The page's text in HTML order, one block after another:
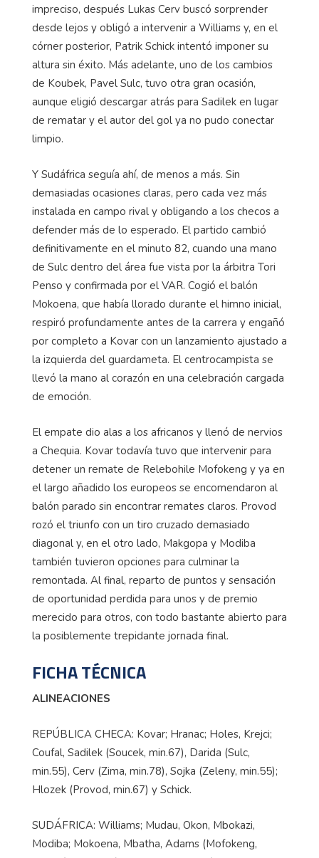
impreciso, después Lukas Cerv buscó sorprender
desde lejos y obligó a intervenir a Williams y, en el
córner posterior, Patrik Schick intentó imponer su
altura sin éxito. Más adelante, uno de los cambios
de Koubek, Pavel Sulc, tuvo otra gran ocasión,
aunque eligió descargar atrás para Sadilek en lugar
de rematar y el autor del gol ya no pudo conectar
limpio.
Y Sudáfrica seguía ahí, de menos a más. Sin
demasiadas ocasiones claras, pero cada vez más
instalada en campo rival y obligando a los checos a
defender más de lo esperado. El partido cambió
definitivamente en el minuto 82, cuando una mano
de Sulc dentro del área fue vista por la árbitra Tori
Penso y confirmada por el VAR. Cogió el balón
Mokoena, que había llorado durante el himno inicial,
respiró profundamente antes de la carrera y engañó
por completo a Kovar con un lanzamiento ajustado a
la izquierda del guardameta. El centrocampista se
llevó la mano al corazón en una celebración cargada
de emoción.
El empate dio alas a los africanos y llenó de nervios
a Chequia. Kovar todavía tuvo que intervenir para
detener un remate de Relebohile Mofokeng y ya en
el largo añadido los europeos se encomendaron al
balón parado sin encontrar remates claros. Provod
rozó el triunfo con un tiro cruzado demasiado
diagonal y, en el otro lado, Makgopa y Modiba
también tuvieron opciones para culminar la
remontada. Al final, reparto de puntos y sensación
de oportunidad perdida para unos y de premio
merecido para otros, con todo bastante abierto para
la posiblemente trepidante jornada final.
FICHA TÉCNICA
ALINEACIONES
REPÚBLICA CHECA: Kovar; Hranac; Holes, Krejci;
Coufal, Sadilek (Soucek, min.67), Darida (Sulc,
min.55), Cerv (Zima, min.78), Sojka (Zeleny, min.55);
Hlozek (Provod, min.67) y Schick.
SUDÁFRICA: Williams; Mudau, Okon, Mbokazi,
Modiba; Mokoena, Mbatha, Adams (Mofokeng,